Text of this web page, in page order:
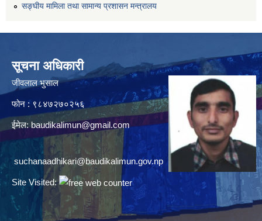
सङ्घीय मामिला तथा सामान्य प्रशासन मन्त्रालय
सूचना अधिकारी
जीवलाल भुसाल
फोन : ९८४७२७०२५६
ईमेल: baudikalimun@gmail.com
suchanaadhikari@baudikalimun.gov.np
Site Visited: